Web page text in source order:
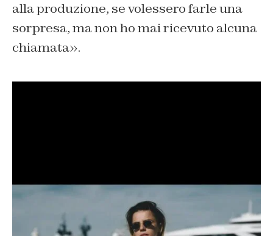
alla produzione, se volessero farle una
sorpresa, ma non ho mai ricevuto alcuna
chiamata».